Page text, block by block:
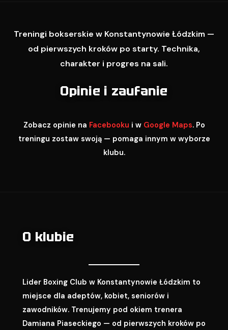
Treningi bokserskie w Konstantynowie Łódzkim —
od pierwszych kroków po starty. Technika,
charakter i progres na sali.
Opinie i zaufanie
Zobacz opinie na Facebooku i w Google Maps. Po
treningu zostaw swoją — pomaga innym w wyborze
klubu.
O klubie
Lider Boxing Club w Konstantynowie Łódzkim to
miejsce dla adeptów, kobiet, seniorów i
zawodników. Trenujemy pod okiem trenera
Damiana Piaseckiego — od pierwszych kroków po